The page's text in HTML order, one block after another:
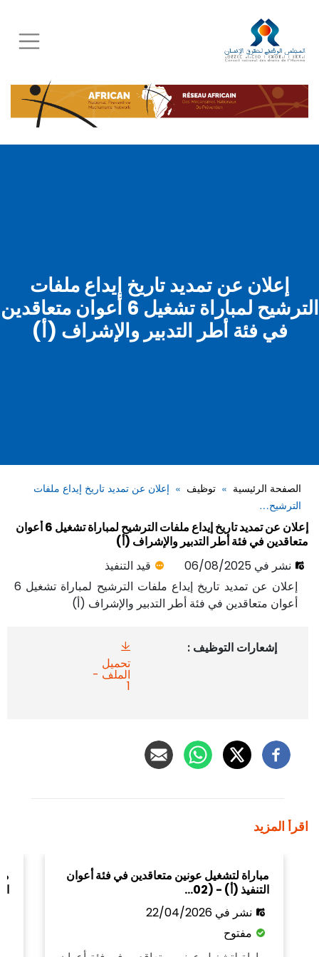
Skip
to
main
content
إعلان عن تمديد تاريخ إيداع ملفات
الترشيح لمباراة تشغيل 6 أعوان متعاقدين
في فئة أطر التدبير والإشراف (أ)
الصفحة الرئيسية توظيف
إعلان عن تمديد تاريخ إيداع ملفات
الترشيح…
إعلان عن تمديد تاريخ إيداع ملفات الترشيح لمباراة تشغيل 6 أعوان
متعاقدين في فئة أطر التدبير والإشراف (أ)
نشر في 06/08/2025
قيد التنفيذ
إعلان عن تمديد تاريخ إيداع ملفات الترشيح لمباراة تشغيل 6
أعوان متعاقدين في فئة أطر التدبير والإشراف (أ)
إشعارات التوظيف :
تحميل
الملف -
1
اقرأ المزيد
مباراة لتشغيل عونين متعاقدين في فئة أعوان
التنفيذ (أ) - (02…
نشر في 22/04/2026
مفتوح